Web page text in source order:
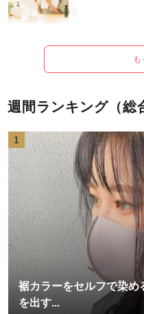
も
週間ランキング（総
1
裾カラーをセルフで染め
を出す...